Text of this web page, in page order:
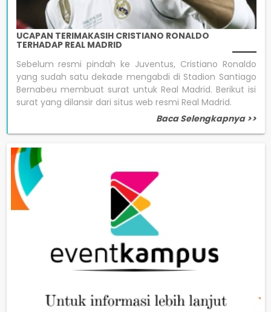
UCAPAN TERIMAKASIH CRISTIANO RONALDO
TERHADAP REAL MADRID
Sebelum resmi pindah ke Juventus, Cristiano Ronaldo
yang sudah satu dekade mengabdi di Stadion Santiago
Bernabeu membuat surat untuk Real Madrid. Berikut isi
surat yang dilansir dari situs web resmi Real Madrid.
Baca Selengkapnya >>